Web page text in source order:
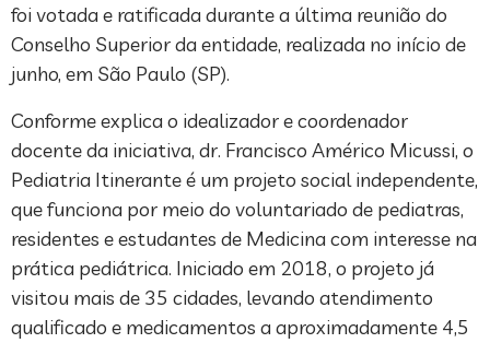
foi votada e ratificada durante a última reunião do
Conselho Superior da entidade, realizada no início de
junho, em São Paulo (SP).
Conforme explica o idealizador e coordenador
docente da iniciativa, dr. Francisco Américo Micussi, o
Pediatria Itinerante é um projeto social independente,
que funciona por meio do voluntariado de pediatras,
residentes e estudantes de Medicina com interesse na
prática pediátrica. Iniciado em 2018, o projeto já
visitou mais de 35 cidades, levando atendimento
qualificado e medicamentos a aproximadamente 4,5